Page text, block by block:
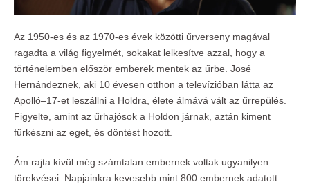
Az 1950-es és az 1970-es évek közötti űrverseny magával
ragadta a világ figyelmét, sokakat lelkesítve azzal, hogy a
történelemben először emberek mentek az űrbe. José
Hernándeznek, aki 10 évesen otthon a televízióban látta az
Apolló–17-et leszállni a Holdra, élete álmává vált az űrrepülés.
Figyelte, amint az űrhajósok a Holdon járnak, aztán kiment
fürkészni az eget, és döntést hozott.
Ám rajta kívül még számtalan embernek voltak ugyanilyen
törekvései. Napjainkra kevesebb mint 800 embernek adatott